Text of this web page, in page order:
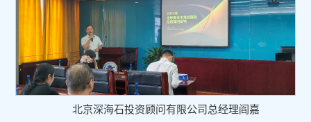
北京深海石投资顾问有限公司总经理阎嘉